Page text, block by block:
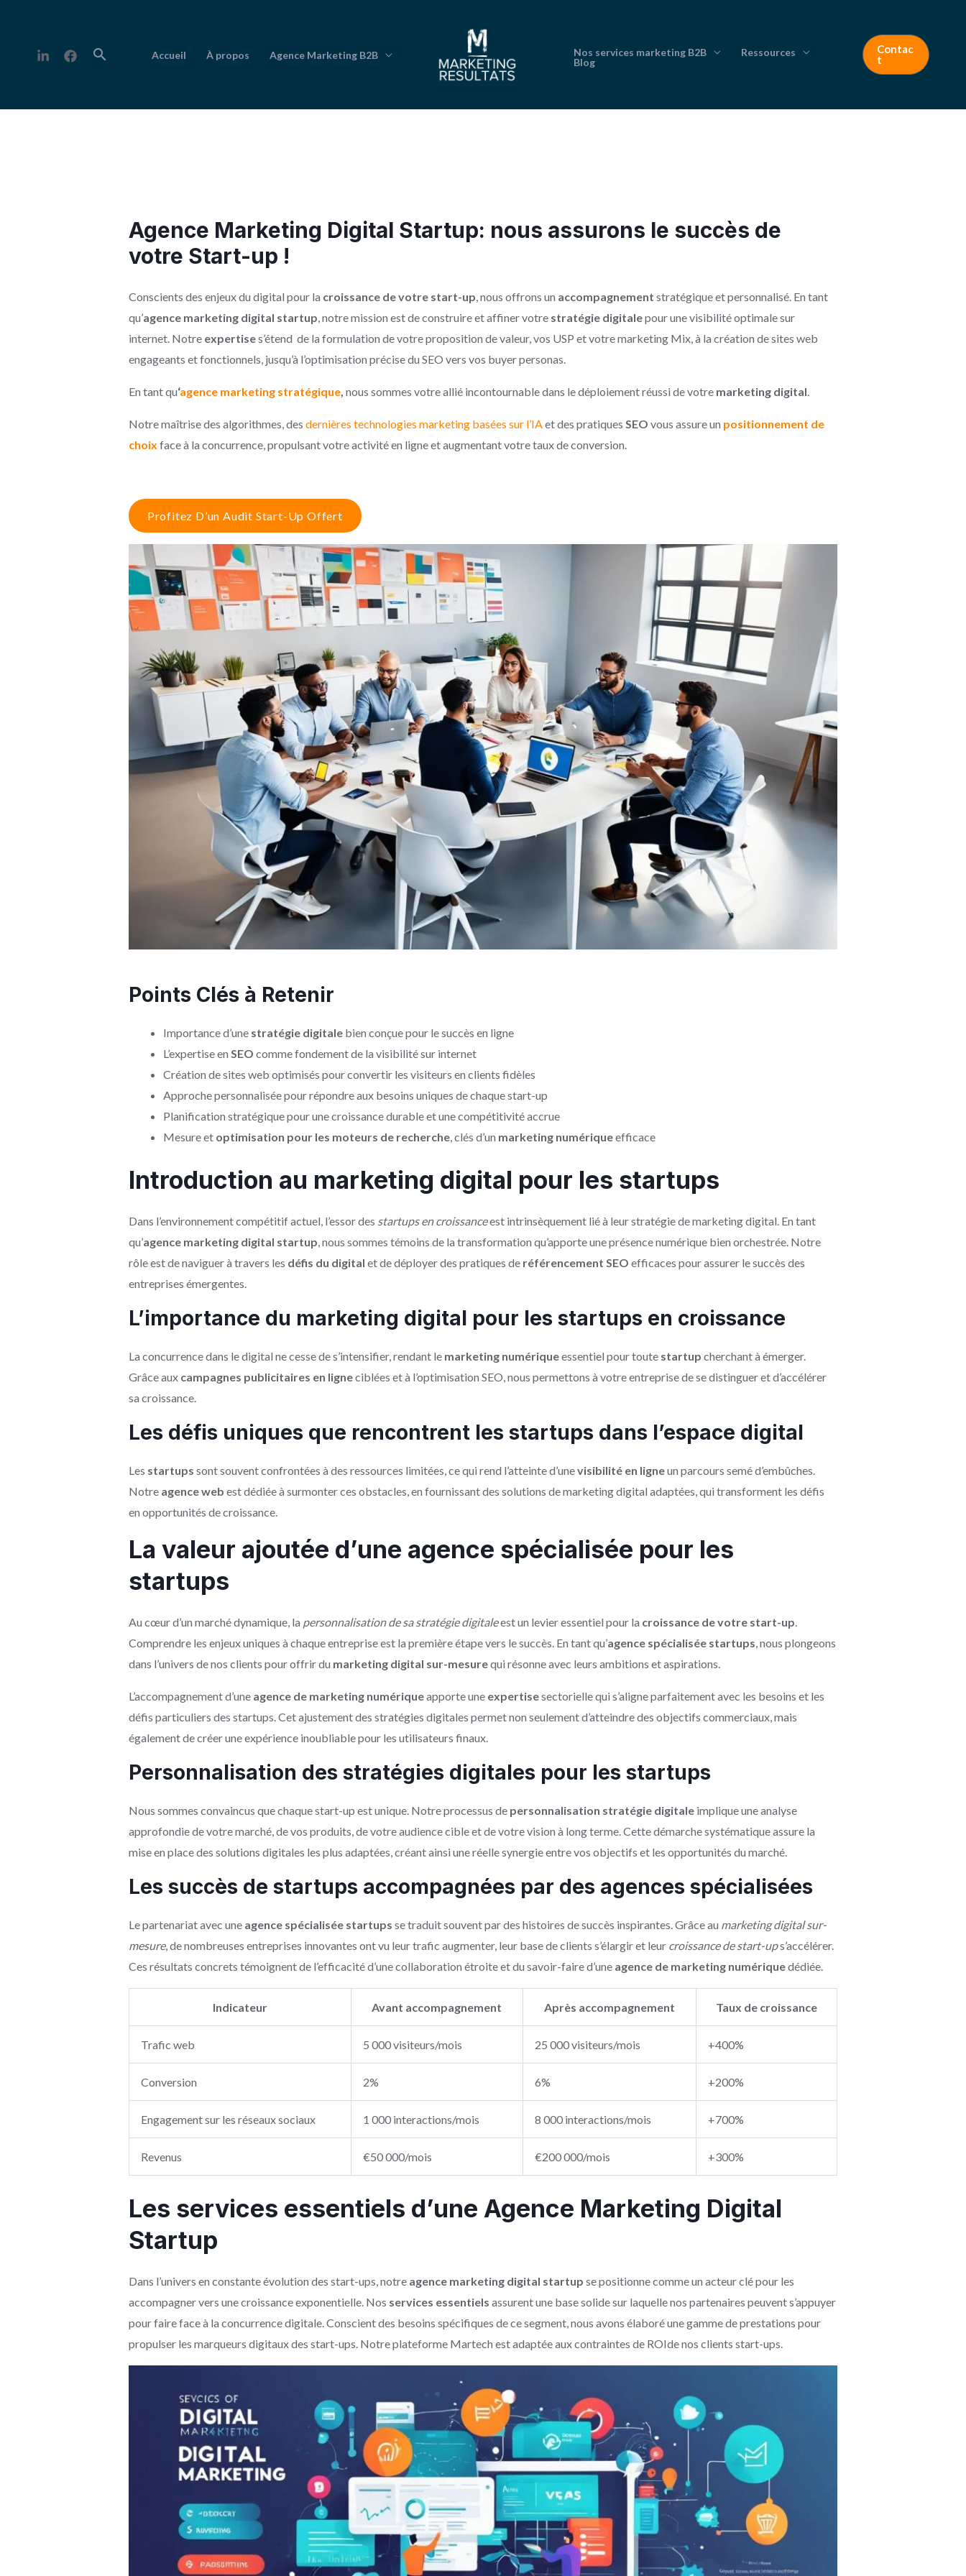
contenu
Rechercher
Accueil À propos Agence Marketing B2B Nos services marketing B2B
Ressources
Blog
Contac
t
Agence Marketing Digital Startup: nous assurons le succès de
votre Start-up !
Conscients des enjeux du digital pour la croissance de votre start-up, nous offrons un accompagnement stratégique et personnalisé. En tant
qu’agence marketing digital startup, notre mission est de construire et affiner votre stratégie digitalepour une visibilité optimale sur
internet. Notre expertises’étend de la formulation de votre proposition de valeur, vos USP et votre marketing Mix, à la création de sites web
engageants et fonctionnels, jusqu’à l’optimisation précise du SEO vers vos buyer personas.
En tant qu‘agence marketing stratégique, nous sommes votre allié incontournable dans le déploiement réussi de votre marketing digital.
Notre maîtrise des algorithmes, des dernières technologies marketing basées sur l’IAet des pratiques SEO vous assure un positionnement de
choix face à la concurrence, propulsant votre activité en ligne et augmentant votre taux de conversion.
Profitez D’un Audit Start-Up Offert
Points Clés à Retenir
Importance d’une stratégie digitalebien conçue pour le succès en ligne
L’expertise en SEO comme fondement de la visibilité sur internet
Création de sites web optimisés pour convertir les visiteurs en clients fidèles
Approche personnalisée pour répondre aux besoins uniques de chaque start-up
Planification stratégique pour une croissance durable et une compétitivité accrue
Mesure et optimisation pour les moteurs de recherche, clés d’un marketing numériqueefficace
Introduction au marketing digital pour les startups
Dans l’environnement compétitif actuel, l’essor des startups en croissanceest intrinsèquement lié à leur stratégie de marketing digital. En tant
qu’agence marketing digital startup, nous sommes témoins de la transformation qu’apporte une présence numérique bien orchestrée. Notre
rôle est de naviguer à travers les défis du digital et de déployer des pratiques de référencement SEO efficaces pour assurer le succès des
entreprises émergentes.
L’importance du marketing digital pour les startups en croissance
La concurrence dans le digital ne cesse de s’intensifier, rendant le marketing numériqueessentiel pour toute startup cherchant à émerger.
Grâce aux campagnes publicitaires en ligneciblées et à l’optimisation SEO, nous permettons à votre entreprise de se distinguer et d’accélérer
sa croissance.
Les défis uniques que rencontrent les startups dans l’espace digital
Les startups sont souvent confrontées à des ressources limitées, ce qui rend l’atteinte d’unevisibilité en ligneun parcours semé d’embûches.
Notre agence web est dédiée à surmonter ces obstacles, en fournissant des solutions de marketing digital adaptées, qui transforment les défis
en opportunités de croissance.
La valeur ajoutée d’une agence spécialisée pour les
startups
Au cœur d’un marché dynamique, la personnalisation de sa stratégie digitaleest un levier essentiel pour la croissance de votre start-up.
Comprendre les enjeux uniques à chaque entreprise est la première étape vers le succès. En tant qu’agence spécialisée startups, nous plongeons
dans l’univers de nos clients pour offrir du marketing digital sur-mesurequi résonne avec leurs ambitions et aspirations.
L’accompagnement d’une agence de marketing numériqueapporte une expertisesectorielle qui s’aligne parfaitement avec les besoins et les
défis particuliers des startups. Cet ajustement des stratégies digitales permet non seulement d’atteindre des objectifs commerciaux, mais
également de créer une expérience inoubliable pour les utilisateurs finaux.
Personnalisation des stratégies digitales pour les startups
Nous sommes convaincus que chaque start-up est unique. Notre processus de personnalisation stratégie digitaleimplique une analyse
approfondie de votre marché, de vos produits, de votre audience cible et de votre vision à long terme. Cette démarche systématique assure la
mise en place des solutions digitales les plus adaptées, créant ainsi une réelle synergie entre vos objectifs et les opportunités du marché.
Les succès de startups accompagnées par des agences spécialisées
Le partenariat avec une agence spécialisée startups se traduit souvent par des histoires de succès inspirantes. Grâce au marketing digital sur-
mesure, de nombreuses entreprises innovantes ont vu leur trafic augmenter, leur base de clients s’élargir et leur croissance de start-ups’accélérer.
Ces résultats concrets témoignent de l’efficacité d’une collaboration étroite et du savoir-faire d’une agence de marketing numériquedédiée.
Indicateur Avant accompagnement Après accompagnement Taux de croissance
Trafic web 5 000 visiteurs/mois 25 000 visiteurs/mois +400%
Conversion 2% 6% +200%
Engagement sur les réseaux sociaux 1 000 interactions/mois 8 000 interactions/mois +700%
Revenus €50 000/mois €200 000/mois +300%
Les services essentiels d’une Agence Marketing Digital
Startup
Dans l’univers en constante évolution des start-ups, notre agence marketing digital startup se positionne comme un acteur clé pour les
accompagner vers une croissance exponentielle. Nos services essentiels assurent une base solide sur laquelle nos partenaires peuvent s’appuyer
pour faire face à la concurrence digitale. Conscient des besoins spécifiques de ce segment, nous avons élaboré une gamme de prestations pour
propulser les marqueurs digitaux des start-ups. Notre plateforme Martech est adaptée aux contraintes de ROIde nos clients start-ups.